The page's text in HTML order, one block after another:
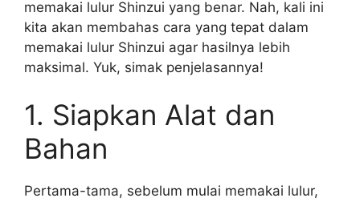
memakai lulur Shinzui yang benar. Nah, kali ini
kita akan membahas cara yang tepat dalam
memakai lulur Shinzui agar hasilnya lebih
maksimal. Yuk, simak penjelasannya!
1. Siapkan Alat dan
Bahan
Pertama-tama, sebelum mulai memakai lulur,